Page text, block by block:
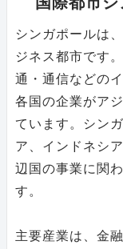
シンガポールは
ジネス都市です
通・通信などの
各国の企業がア
ています。シン
ア、インドネシ
辺国の事業に関
す。
主要産業は、金